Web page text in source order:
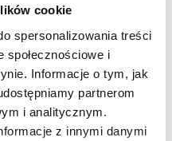
cookie
spersonalizowania treści
społecznościowe i
Informacje o tym, jak
partnerom
i analitycznym.
z innymi danymi